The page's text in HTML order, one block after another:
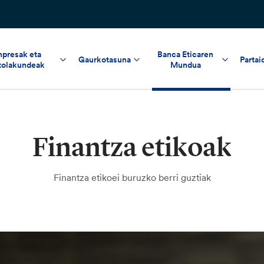
eta
Gaurkotasuna
Banca Eticaren
Mundua
Finantza etikoak
Finantza etikoei buruzko berri guztiak